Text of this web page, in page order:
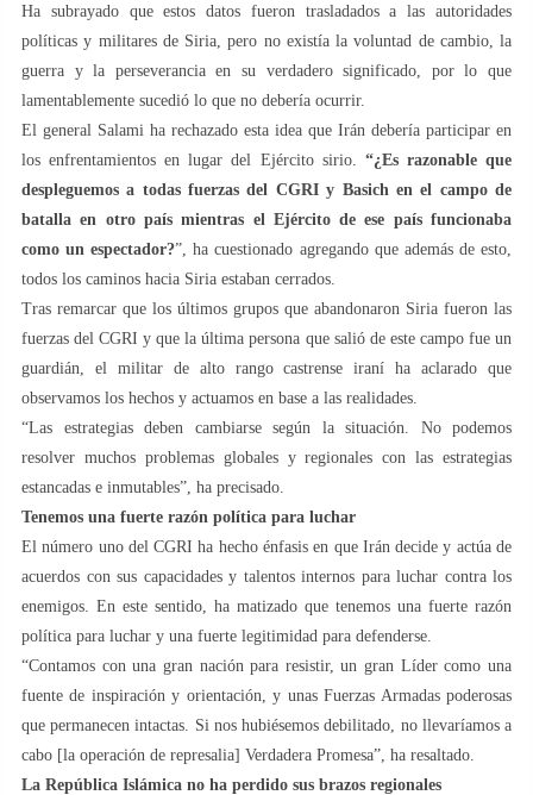
Ha subrayado que estos datos fueron trasladados a las autoridades
políticas y militares de Siria, pero no existía la voluntad de cambio, la
guerra y la perseverancia en su verdadero significado, por lo que
lamentablemente sucedió lo que no debería ocurrir.
El general Salami ha rechazado esta idea que Irán debería participar en
los enfrentamientos en lugar del Ejército sirio. “¿Es razonable que
despleguemos a todas fuerzas del CGRI y Basich en el campo de
batalla en otro país mientras el Ejército de ese país funcionaba
como un espectador?”, ha cuestionado agregando que además de esto,
todos los caminos hacia Siria estaban cerrados.
Tras remarcar que los últimos grupos que abandonaron Siria fueron las
fuerzas del CGRI y que la última persona que salió de este campo fue un
guardián, el militar de alto rango castrense iraní ha aclarado que
observamos los hechos y actuamos en base a las realidades.
“Las estrategias deben cambiarse según la situación. No podemos
resolver muchos problemas globales y regionales con las estrategias
estancadas e inmutables”, ha precisado.
Tenemos una fuerte razón política para luchar
El número uno del CGRI ha hecho énfasis en que Irán decide y actúa de
acuerdos con sus capacidades y talentos internos para luchar contra los
enemigos. En este sentido, ha matizado que tenemos una fuerte razón
política para luchar y una fuerte legitimidad para defenderse.
“Contamos con una gran nación para resistir, un gran Líder como una
fuente de inspiración y orientación, y unas Fuerzas Armadas poderosas
que permanecen intactas. Si nos hubiésemos debilitado, no llevaríamos a
cabo [la operación de represalia] Verdadera Promesa”, ha resaltado.
La República Islámica no ha perdido sus brazos regionales